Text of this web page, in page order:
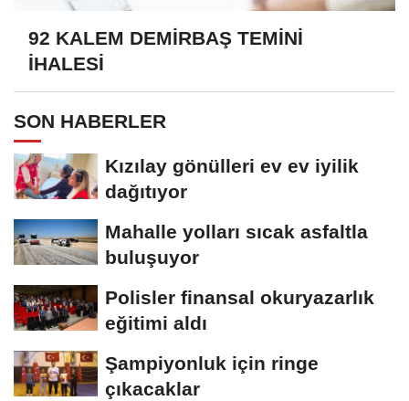
92 KALEM DEMİRBAŞ TEMİNİ
İHALESİ
SON HABERLER
Kızılay gönülleri ev ev iyilik
dağıtıyor
Mahalle yolları sıcak asfaltla
buluşuyor
Polisler finansal okuryazarlık
eğitimi aldı
Şampiyonluk için ringe
çıkacaklar